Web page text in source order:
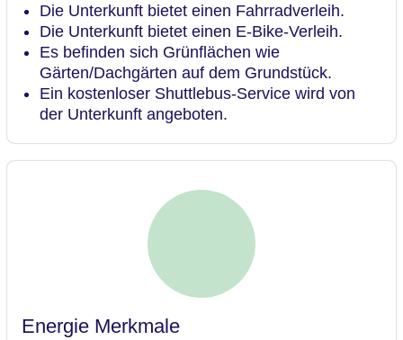
Die Unterkunft bietet einen Fahrradverleih.
Die Unterkunft bietet einen E-Bike-Verleih.
Es befinden sich Grünflächen wie
Gärten/Dachgärten auf dem Grundstück.
Ein kostenloser Shuttlebus-Service wird von
der Unterkunft angeboten.
Energie Merkmale